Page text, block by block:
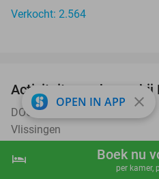
shopping_cart
hotel Boek nu
per kamer,
Verkocht: 2.564
Activiteit naar keuze bij
DOCK Vlissingen
Vlissingen
OPEN IN APP close